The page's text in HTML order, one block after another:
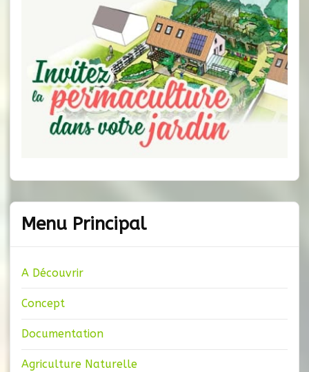
Menu Principal
A Découvrir
Concept
Documentation
Agriculture Naturelle